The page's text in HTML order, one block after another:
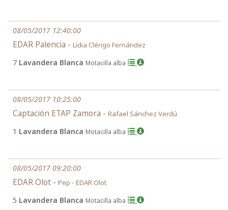
08/05/2017 12:40:00
EDAR Palencia - Lidia Clérigo Fernández
7 Lavandera Blanca Motacilla alba
08/05/2017 10:25:00
Captación ETAP Zamora - Rafael Sánchez Verdú
1 Lavandera Blanca Motacilla alba
08/05/2017 09:20:00
EDAR Olot - Pep - EDAR Olot
5 Lavandera Blanca Motacilla alba